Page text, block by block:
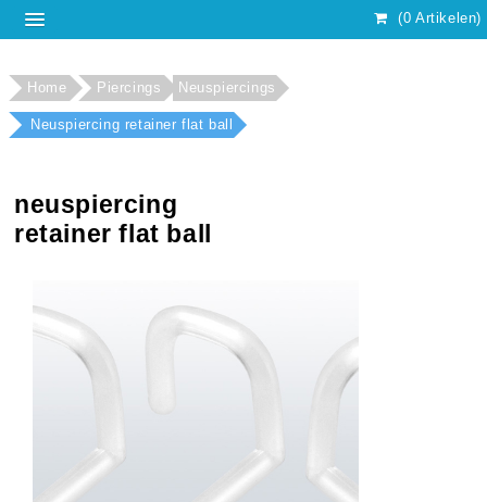
(0 Artikelen)
Home Piercings Neuspiercings
Neuspiercing retainer flat ball
neuspiercing
retainer flat ball